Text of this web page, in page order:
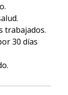
trabajados.
30 días